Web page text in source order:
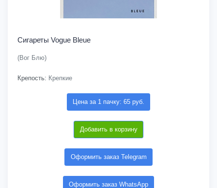
Сигареты Vogue Bleue
(Вог Блю)
Крепость: Крепкие
Цена за 1 пачку: 65 руб.
Добавить в корзину
Оформить заказ Telegram
Оформить заказ WhatsApp